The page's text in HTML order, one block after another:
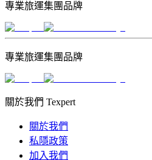
專業旅運集團品牌
專業旅運集團品牌
關於我們 Texpert
關於我們
私隱政策
加入我們